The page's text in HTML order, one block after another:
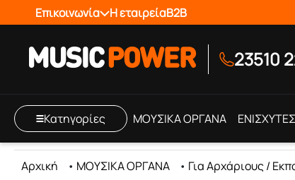
Επικοινωνία Η εταιρείαB2B
23510
Κατηγορίες ΜΟΥΣΙΚΑ ΟΡΓΑΝΑ
Αρχική • ΜΟΥΣΙΚΑ ΟΡΓΑΝΑ • Για Αρχάριους /